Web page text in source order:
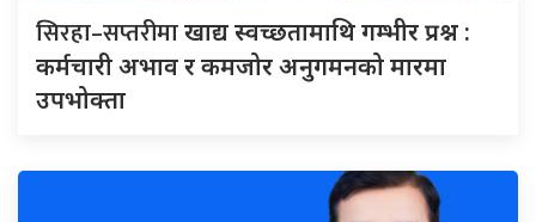
सिरहा–सप्तरीमाखाद्य स्वच्छतामाथि गम्भीर प्रश्न :
कर्मचारी अभाव र कमजोर अनुगमनको मारमा
उपभोक्ता